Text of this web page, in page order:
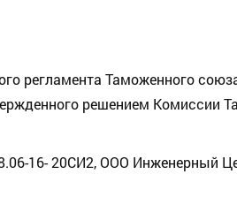
регламента Таможенного
решением Комиссии
16- 20СИ2, ООО Инженерный